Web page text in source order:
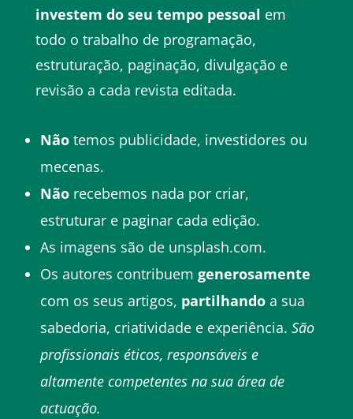
investem do seu tempo pessoal em
todo o trabalho de programação,
estruturação, paginação, divulgação e
revisão a cada revista editada.
Nãotemos publicidade, investidores ou
mecenas.
Nãorecebemos nada por criar,
estruturar e paginar cada edição.
As imagens são de unsplash.com.
Os autores contribuem generosamente
com os seus artigos, partilhandoa sua
sabedoria, criatividade e experiência. São
profissionais éticos, responsáveis e
altamente competentes na sua área de
actuação.